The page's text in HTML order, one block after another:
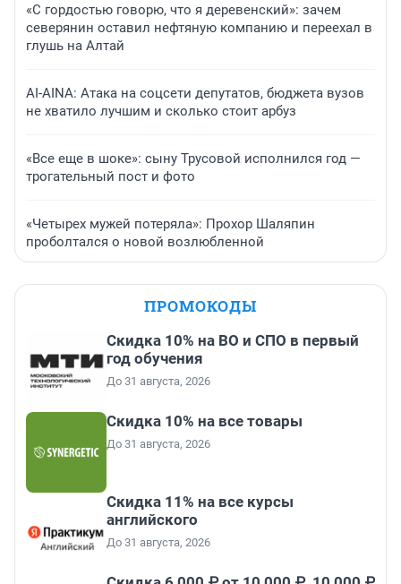
«С гордостью говорю, что я деревенский»: зачем
северянин оставил нефтяную компанию и переехал в
глушь на Алтай
AI-AINA: Атака на соцсети депутатов, бюджета вузов
не хватило лучшим и сколько стоит арбуз
«Все еще в шоке»: сыну Трусовой исполнился год —
трогательный пост и фото
«Четырех мужей потеряла»: Прохор Шаляпин
проболтался о новой возлюбленной
ПРОМОКОДЫ
Скидка 10% на ВО и СПО в первый
год обучения
До 31 августа, 2026
Скидка 10% на все товары
До 31 августа, 2026
Скидка 11% на все курсы
английского
До 31 августа, 2026